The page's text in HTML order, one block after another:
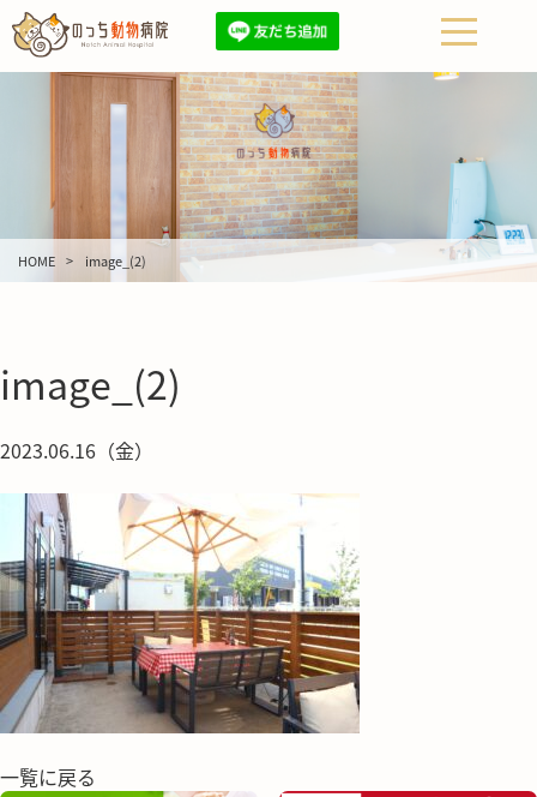
HOME image_(2)
image_(2)
2023.06.16（金）
一覧に戻る